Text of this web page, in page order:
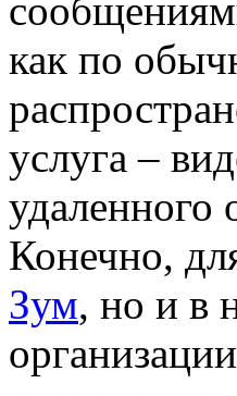
как по
услуга –
удаленного
Конечно,
Зум, но и в